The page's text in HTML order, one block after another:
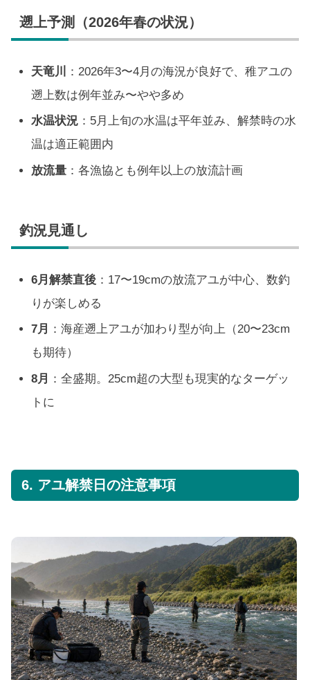
遡上予測（2026年春の状況）
天竜川
：2026年3〜4月の海況が良好で、稚アユの
遡上数は例年並み〜やや多め
水温状況 ：5月上旬の水温は平年並み、解禁時の水
温は適正範囲内
放流量 ：各漁協とも例年以上の放流計画
釣況見通し
6月解禁直後 ：17〜19cmの放流アユが中心、数釣
りが楽しめる
7月
：海産遡上アユが加わり型が向上（20〜23cm
も期待）
8月
：全盛期。25cm超の大型も現実的なターゲッ
トに
6. アユ解禁日の注意事項